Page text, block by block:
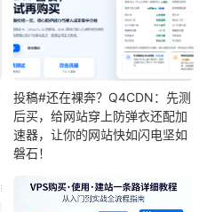
投稿#还在裸奔？Q4CDN：先测
后买，给网站穿上防弹衣还配加
速器，让你的网站快如闪电坚如
磐石！